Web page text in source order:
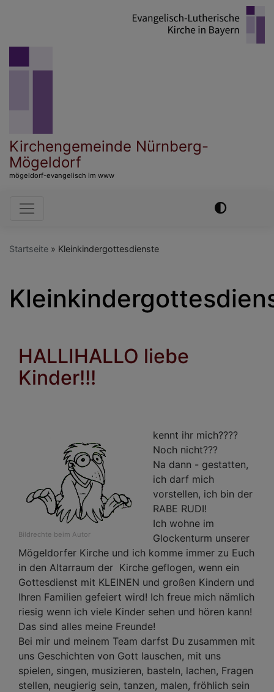
Kirchengemeinde Nürnberg-
Mögeldorf
mögeldorf-evangelisch im www
Hauptnavigation
Startseite Kleinkindergottesdienste
HALLIHALLO liebe
Kinder!!!
Bildrechte beim Autor
kennt ihr mich????
Noch nicht???
Na dann - gestatten,
ich darf mich
vorstellen, ich bin der
RABE RUDI!
Ich wohne im
Glockenturm unserer
Mögeldorfer Kirche und ich komme immer zu Euch
in den Altarraum der Kirche geflogen, wenn ein
Gottesdienst mit KLEINEN und großen Kindern und
Ihren Familien gefeiert wird! Ich freue mich nämlich
riesig wenn ich viele Kinder sehen und hören kann!
Das sind alles meine Freunde!
Bei mir und meinem Team darfst Du zusammen mit
uns Geschichten von Gott lauschen, mit uns
spielen, singen, musizieren, basteln, lachen, Fragen
stellen, neugierig sein, tanzen, malen, fröhlich sein